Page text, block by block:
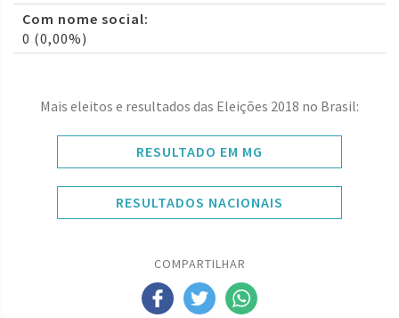
Com nome social:
0 (0,00%)
Mais eleitos e resultados das Eleições 2018 no Brasil:
RESULTADO EM MG
RESULTADOS NACIONAIS
COMPARTILHAR